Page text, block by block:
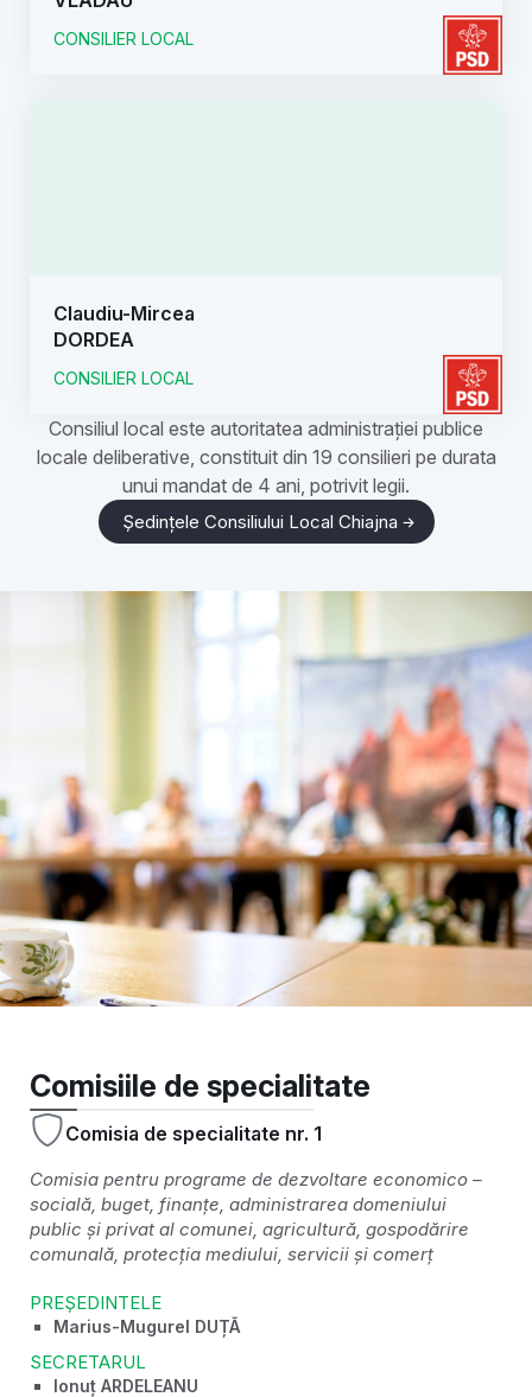
CONSILIER LOCAL
Claudiu-Mircea
DORDEA
CONSILIER LOCAL
Consiliul local este autoritatea administrației publice
locale deliberative, constituit din 19 consilieri pe durata
unui mandat de 4 ani, potrivit legii.
Ședințele Consiliului Local Chiajna
Comisiile de specialitate
Comisia de specialitate nr. 1
Comisia pentru programe de dezvoltare economico –
socială, buget, finanțe, administrarea domeniului
public și privat al comunei, agricultură, gospodărire
comunală, protecția mediului, servicii și comerț
PREȘEDINTELE
Marius-Mugurel DUȚĂ
SECRETARUL
Ionuț ARDELEANU